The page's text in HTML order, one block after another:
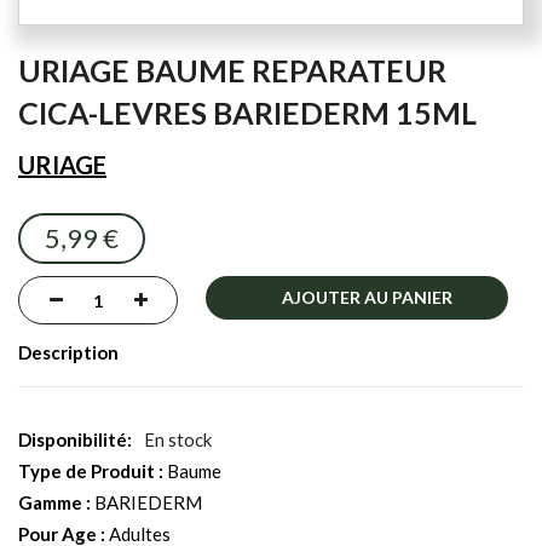
to
beginning
of
the
images
gallery
URIAGE BAUME REPARATEUR
CICA-LEVRES BARIEDERM 15ML
URIAGE
5,99 €
AJOUTER AU PANIER
Description
En stock
Type de Produit : Baume
Gamme : BARIEDERM
Pour Age : Adultes